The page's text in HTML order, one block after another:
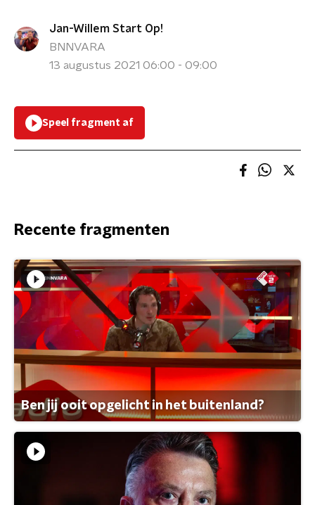
Jan-Willem Start Op!
BNNVARA
13 augustus 2021 06:00 - 09:00
Speel fragment af
Recente fragmenten
Ben jij ooit opgelicht in het buitenland?